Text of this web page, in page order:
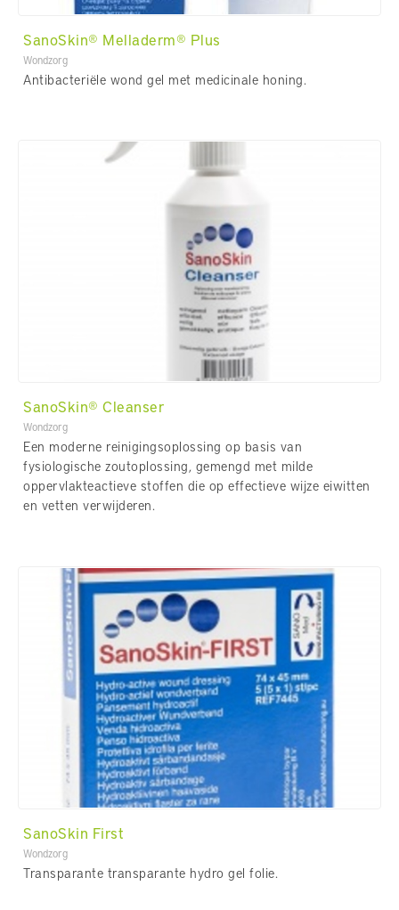
SanoSkin® Melladerm® Plus
Wondzorg
Antibacteriële wond gel met medicinale honing.
SanoSkin® Cleanser
Wondzorg
Een moderne reinigingsoplossing op basis van
fysiologische zoutoplossing, gemengd met milde
oppervlakteactieve stoffen die op effectieve wijze eiwitten
en vetten verwijderen.
SanoSkin First
Wondzorg
Transparante transparante hydro gel folie.